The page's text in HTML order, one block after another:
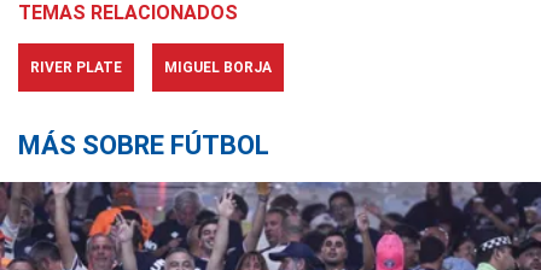
TEMAS RELACIONADOS
RIVER PLATE MIGUEL BORJA
MÁS SOBRE FÚTBOL